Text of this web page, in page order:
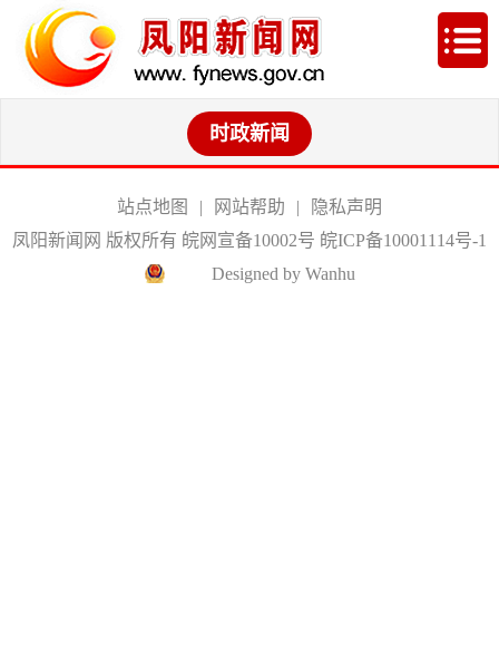
时政新闻
站点地图 | 网站帮助 |
隐私声明
凤阳新闻网 版权所有 皖网宣备10002号 皖ICP备10001114号-1
Designed by Wanhu